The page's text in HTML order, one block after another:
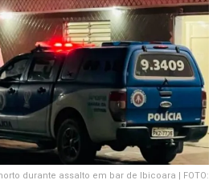
durante assalto em bar de Ibicoara | FOTO: